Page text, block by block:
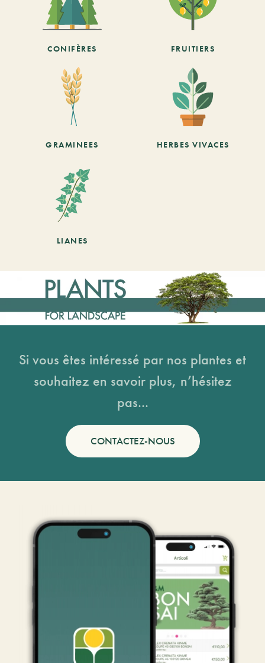
CONIFÈRES FRUITIERS
GRAMINEES HERBES VIVACES
LIANES
Si vous êtes intéressé par nos plantes et
souhaitez en savoir plus, n’hésitez
pas...
CONTACTEZ-NOUS